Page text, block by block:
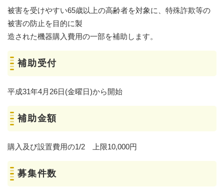
被害を受けやすい65歳以上の高齢者を対象に、特殊詐欺等の
被害の防止を目的に製
造された機器購入費用の一部を補助します。
補助受付
平成31年4月26日(金曜日)から開始
補助金額
購入及び設置費用の1/2 上限10,000円
募集件数